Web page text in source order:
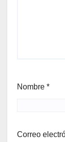
Nombre *
Correo